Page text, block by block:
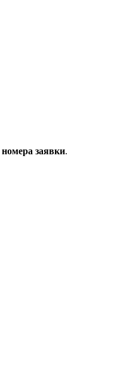
номера заявки.